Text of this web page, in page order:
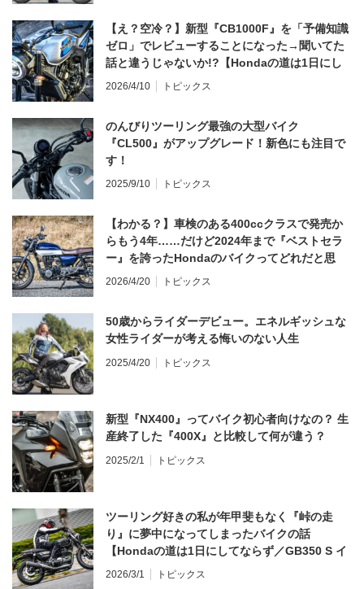
【え？空冷？】新型『CB1000F』を「予備知識
ゼロ」でレビューすることになった→聞いてた
話と違うじゃないか!?【Hondaの道は1日にし
てならず／CB1000F ①第一印象 編】
2026/4/10 トピックス
のんびりツーリング最強の大型バイク
『CL500』がアップグレード！新色にも注目で
す！
2025/9/10 トピックス
【わかる？】車検のある400ccクラスで発売か
らもう4年……だけど2024年まで『ベストセラ
ー』を誇ったHondaのバイクってどれだと思
う？
2026/4/20 トピックス
50歳からライダーデビュー。エネルギッシュな
女性ライダーが考える悔いのない人生
2025/4/20 トピックス
新型『NX400』ってバイク初心者向けなの？ 生
産終了した『400X』と比較して何が違う？
2025/2/1 トピックス
ツーリング好きの私が年甲斐もなく『峠の走
り』に夢中になってしまったバイクの話
【Hondaの道は1日にしてならず／GB350 S イ
ンプレ・レビュー 前編】
2026/3/1 トピックス